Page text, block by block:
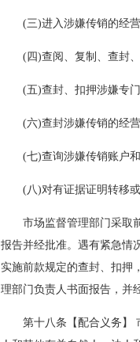
(三)进入涉嫌传销的经
(四)查阅、复制、查封
(五)查封、扣押涉嫌专
(六)查封涉嫌传销的经
(七)查询涉嫌传销账户
(八)对有证据证明转移
市场监督管理部门采取
报告并经批准。遇有紧急情
实施前款规定的查封、扣押
理部门负责人书面报告，并
第十八条【配合义务】